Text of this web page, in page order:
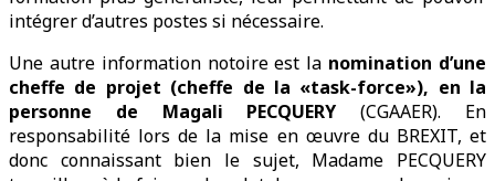
intégrer d’autres postes si nécessaire.
Une autre information notoire est la nomination d’une
cheffe de projet (cheffe de la «task-force»), en la
personne de Magali PECQUERY (CGAAER). En
responsabilité lors de la mise en œuvre du BREXIT, et
donc connaissant bien le sujet, Madame PECQUERY